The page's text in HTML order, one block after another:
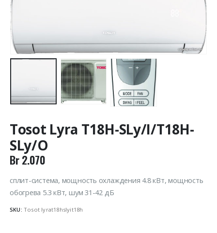
Tosot Lyra T18H-SLy/I/T18H-
SLy/O
Br2.070
сплит-система, мощность охлаждения 4.8 кВт, мощность
обогрева 5.3 кВт, шум 31-42 дБ
SKU: Tosot lyrat18hslyit18h